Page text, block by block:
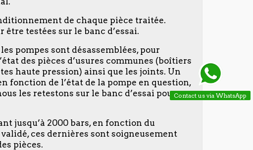
de chaque pièce traitée.
testées sur le banc d’essai.
pompes sont désassemblées, pour
des pièces d’usures communes (boîtiers
haute pression) ainsi que les joints. Un
fonction de l’état de la pompe en question,
les retestons sur le banc d’essai pour
jusqu’à 2000 bars, en fonction du
ces dernières sont soigneusement
pièces.
Contact us via WhatsApp